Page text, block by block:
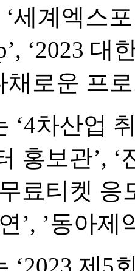
‘세계엑스
‘2023
채로운 프
‘4차산업
홍보관’, ‘
료티켓 응
’, ’동아